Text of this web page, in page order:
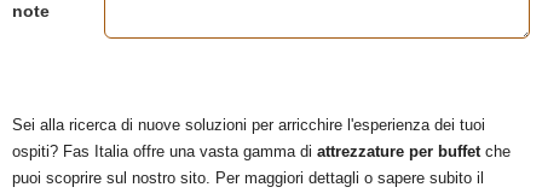
note
Sei alla ricerca di nuove soluzioni per arricchire l'esperienza dei tuoi
ospiti? Fas Italia offre una vasta gamma di attrezzature per buffetche
puoi scoprire sul nostro sito. Per maggiori dettagli o sapere subito il